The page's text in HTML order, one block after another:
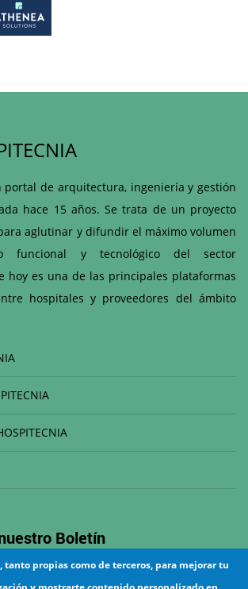
portal de arquitectura, ingeniería y gestión
hace 15 años. Se trata de un proyecto
aglutinar y difundir el máximo volumen
funcional y tecnológico del sector
hoy es una de las principales plataformas
hospitales y proveedores del ámbito
Boletín
tanto propias como de terceros, para mejorar tu